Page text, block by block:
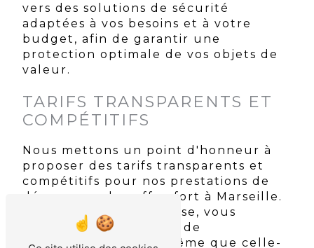
vers des solutions de sécurité
adaptées à vos besoins et à votre
budget, afin de garantir une
protection optimale de vos objets de
valeur.
TARIFS TRANSPARENTS ET
COMPÉTITIFS
Nous mettons un point d'honneur à
proposer des tarifs transparents et
compétitifs pour nos prestations de
dépannage de coffre-fort à Marseille.
Pas de mauvaise surprise, vous
connaîtrez le montant de
l'intervention avant même que celle-